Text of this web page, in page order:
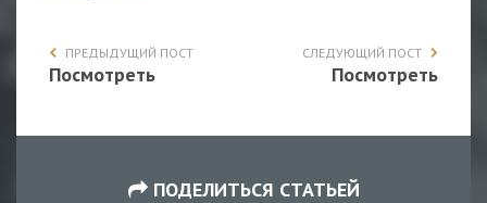
ПРЕДЫДУЩИЙ ПОСТ
Посмотреть
СЛЕДУЮЩИЙ ПОСТ
Посмотреть
ПОДЕЛИТЬСЯ СТАТЬЕЙ